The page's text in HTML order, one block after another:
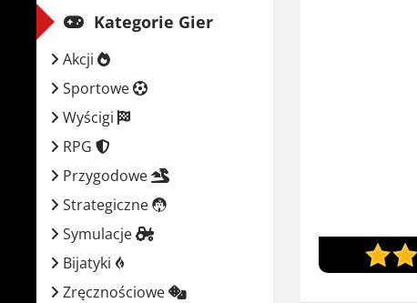
Kategorie Gier
Akcji
Sportowe
Wyścigi
RPG
Przygodowe
Strategiczne
Symulacje
Bijatyki
Zręcznościowe